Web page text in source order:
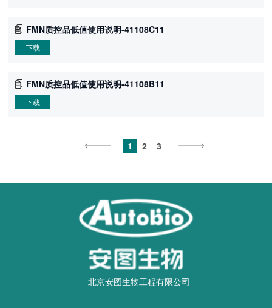
FMN质控品低值使用说明-41108C11
下载
FMN质控品低值使用说明-41108B11
下载
1 2 3
北京安图生物工程有限公司